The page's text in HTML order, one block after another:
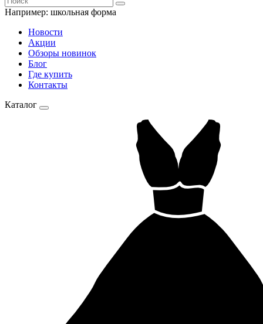
Например: школьная форма
Новости
Акции
Обзоры новинок
Блог
Где купить
Контакты
Каталог